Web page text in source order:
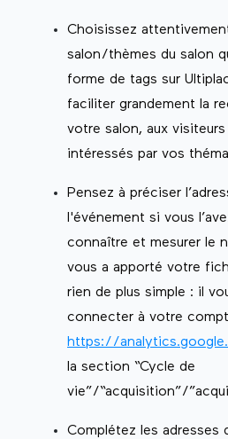
Choisissez
salon/thèmes du salon
forme de tags sur
faciliter grandement la
votre salon, aux
intéressés par vos
Pensez à préciser
l'événement si vous
connaître et mesurer le
vous a apporté votre
rien de plus simple : il
connecter à votre
https://
la section “Cycle de
vie”/“acquisition”/
Complétez les adresses